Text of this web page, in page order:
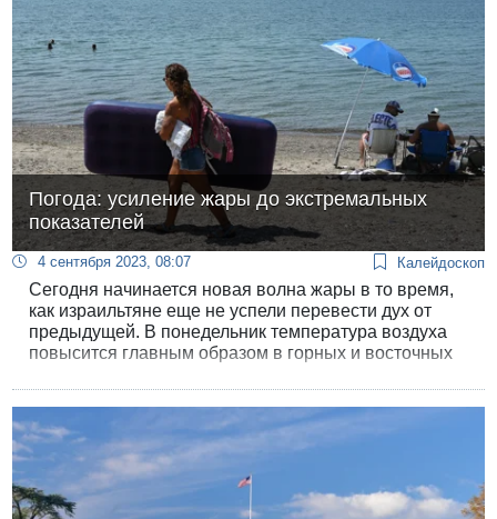
Погода: усиление жары до экстремальных
показателей
4 сентября 2023, 08:07 Калейдоскоп
Сегодня начинается новая волна жары в то время,
как израильтяне еще не успели перевести дух от
предыдущей. В понедельник температура воздуха
повысится главным образом в горных и восточных